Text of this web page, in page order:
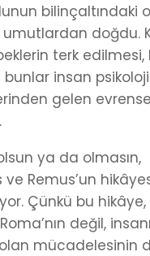
bilinçaltındaki
umutlardan doğdu.
terk edilmesi,
insan
gelen
ya da olmasın,
ve Remus’un
Çünkü bu hikâye,
değil,
mücadelesinin